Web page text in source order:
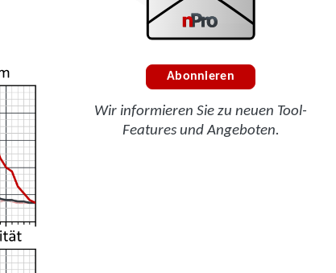
Abonnieren
Wir informieren Sie zu neuen Tool-
Features und Angeboten.